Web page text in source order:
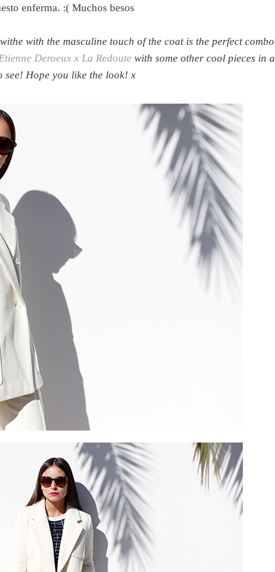
enferma. :( Muchos besos
with the masculine touch of the coat is the perfect combo
Etienne Deroeux x La Redoute with some other cool pieces in a
see! Hope you like the look! x